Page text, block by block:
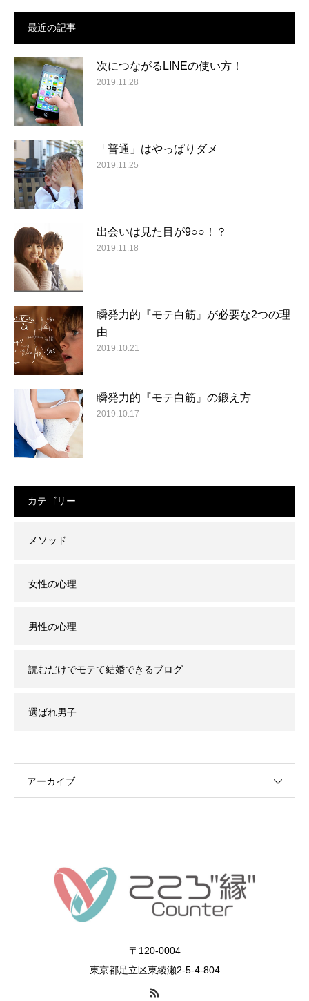
最近の記事
次につながるLINEの使い方！
2019.11.28
「普通」はやっぱりダメ
2019.11.25
出会いは見た目が9○○！？
2019.11.18
瞬発力的『モテ白筋』が必要な2つの理
由
2019.10.21
瞬発力的『モテ白筋』の鍛え方
2019.10.17
カテゴリー
メソッド
女性の心理
男性の心理
読むだけでモテて結婚できるブログ
選ばれ男子
アーカイブ
〒120-0004
東京都足立区東綾瀬2-5-4-804